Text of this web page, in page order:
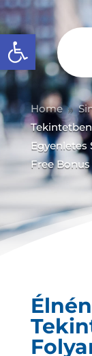
Abrir barra de
Home 9
Egyenletes
Free Bonus